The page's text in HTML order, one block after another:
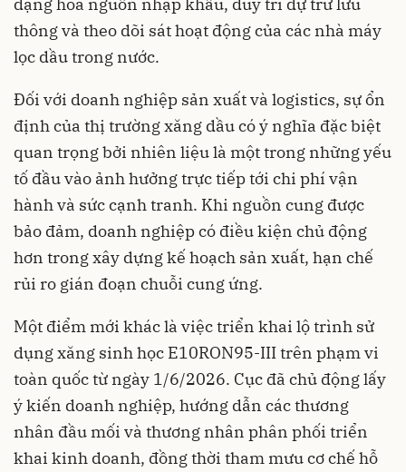
thông và theo dõi sát hoạt động của các nhà máy
lọc dầu trong nước.
Đối với doanh nghiệp sản xuất và logistics, sự ổn
định của thị trường xăng dầu có ý nghĩa đặc biệt
quan trọng bởi nhiên liệu là một trong những yếu
tố đầu vào ảnh hưởng trực tiếp tới chi phí vận
hành và sức cạnh tranh. Khi nguồn cung được
bảo đảm, doanh nghiệp có điều kiện chủ động
hơn trong xây dựng kế hoạch sản xuất, hạn chế
rủi ro gián đoạn chuỗi cung ứng.
Một điểm mới khác là việc triển khai lộ trình sử
dụng xăng sinh học E10RON95-III trên phạm vi
toàn quốc từ ngày 1/6/2026. Cục đã chủ động lấy
ý kiến doanh nghiệp, hướng dẫn các thương
nhân đầu mối và thương nhân phân phối triển
khai kinh doanh, đồng thời tham mưu cơ chế hỗ